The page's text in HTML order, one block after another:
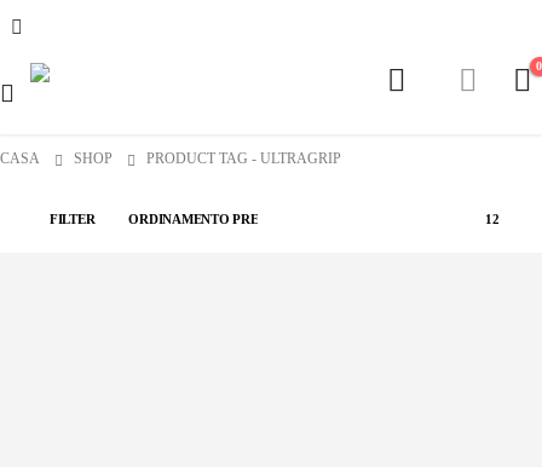
0
CASA SHOP PRODUCT TAG - ULTRAGRIP
FILTER